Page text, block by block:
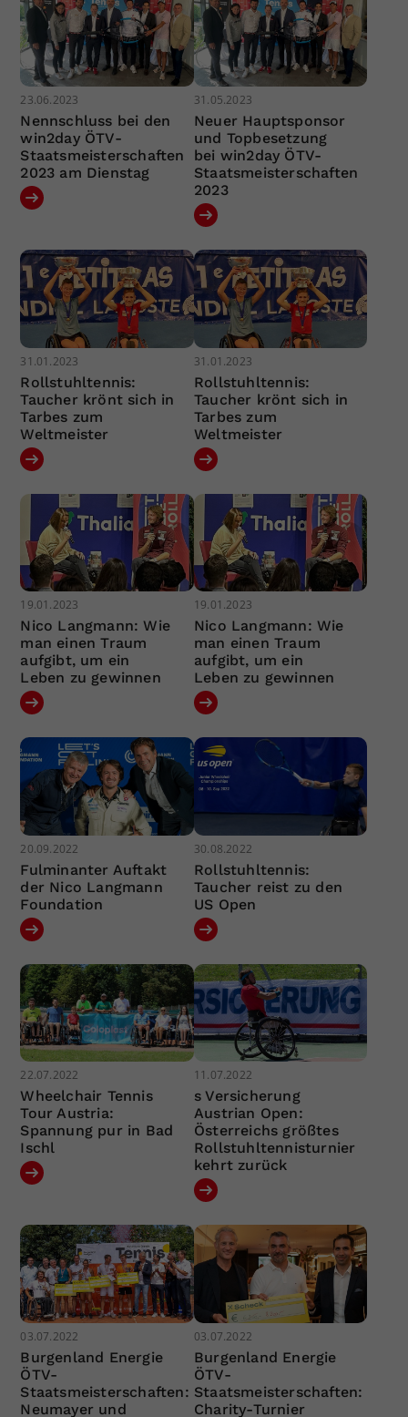
23.06.2023
Nennschluss bei den
win2day ÖTV-
Staatsmeisterschaften
2023 am Dienstag
31.05.2023
Neuer Hauptsponsor
und Topbesetzung
bei win2day ÖTV-
Staatsmeisterschaften
2023
31.01.2023
Rollstuhltennis:
Taucher krönt sich in
Tarbes zum
Weltmeister
31.01.2023
Rollstuhltennis:
Taucher krönt sich in
Tarbes zum
Weltmeister
19.01.2023
Nico Langmann: Wie
man einen Traum
aufgibt, um ein
Leben zu gewinnen
19.01.2023
Nico Langmann: Wie
man einen Traum
aufgibt, um ein
Leben zu gewinnen
20.09.2022
Fulminanter Auftakt
der Nico Langmann
Foundation
30.08.2022
Rollstuhltennis:
Taucher reist zu den
US Open
22.07.2022
Wheelchair Tennis
Tour Austria:
Spannung pur in Bad
Ischl
11.07.2022
s Versicherung
Austrian Open:
Österreichs größtes
Rollstuhltennisturnier
kehrt zurück
03.07.2022
Burgenland Energie
ÖTV-
Staatsmeisterschaften:
Neumayer und
03.07.2022
Burgenland Energie
ÖTV-
Staatsmeisterschaften:
Charity-Turnier